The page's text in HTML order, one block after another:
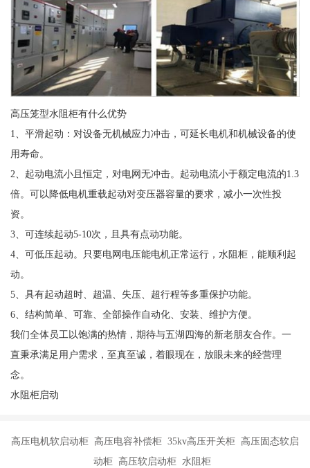
高压笼型水阻柜有什么优势
1、平滑起动：对设备无机械应力冲击，可延长电机和机械设备的使
用寿命。
2、起动电流小且恒定，对电网无冲击。起动电流小于额定电流的1.3
倍。可以降低电机重载起动对变压器容量的要求，减小一次性投
资。
3、可连续起动5-10次，且具有点动功能。
4、可低压起动。只要电网电压能电机正常运行，水阻柜，能顺利起
动。
5、具有起动超时、超温、失压、超行程等多重保护功能。
6、结构简单、可靠、全部操作自动化、安装、维护方便。
我们全体员工以饱满的热情，期待与五湖四海的新老朋友合作。一
直秉承满足用户需求，至真至诚，着眼现在，放眼未来的经营理
念。
水阻柜启动
高压电机软启动柜 高压电容补偿柜 35kv高压开关柜 高压固态软启
动柜 高压软启动柜 水阻柜